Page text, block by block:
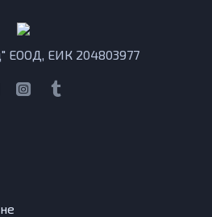
ЕООД, ЕИК 204803977